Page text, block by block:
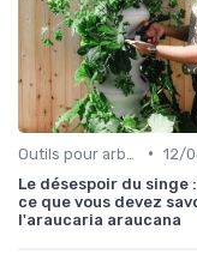
• 12/
Le désespoir du singe
ce que vous devez
l'araucaria araucana